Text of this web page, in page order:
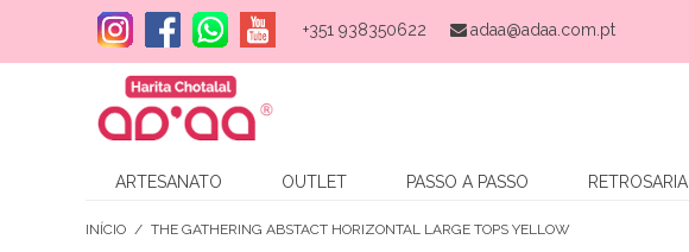
+351 938350622 adaa@adaa.com.pt
ARTESANATO OUTLET PASSO A PASSO RETROSARIA
INÍCIO / THE GATHERING ABSTACT HORIZONTAL LARGE TOPS YELLOW